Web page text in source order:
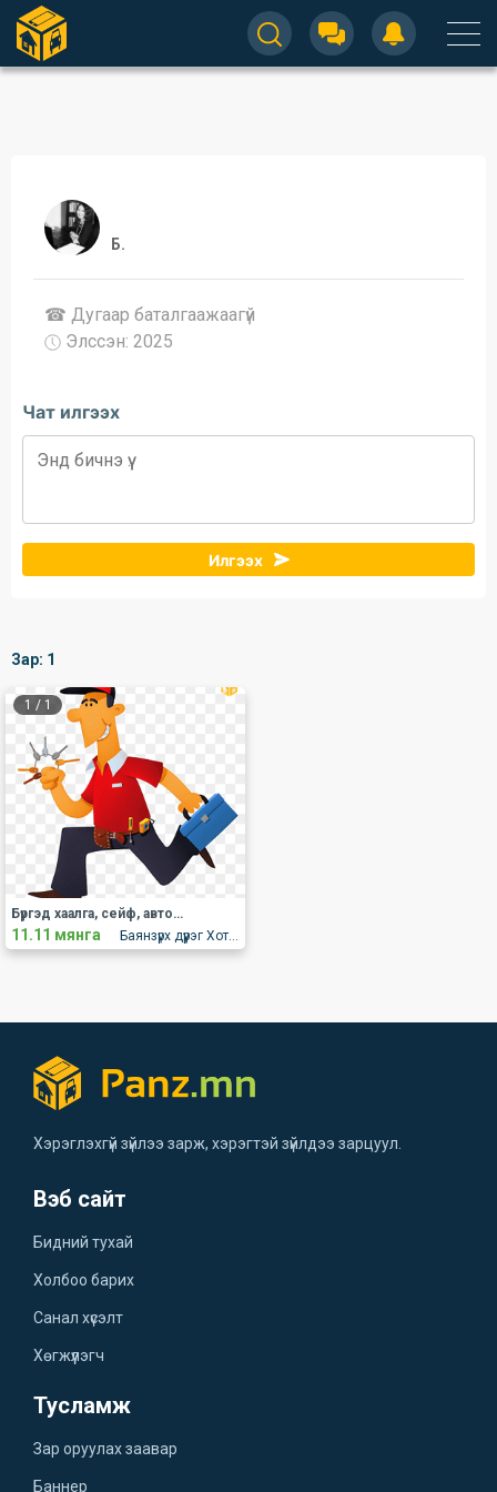
Б.
☎ Дугаар баталгаажaaгүй
Элссэн: 2025
Чат илгээх
Илгээх
Зар: 1
1 / 1
Баянзүрх дүүрэг Хот дотор
Бүргэд хаалга, сейф, автомашин эвдрэлгүй онгойлгож түлхүүр тааруулна
11.11 мянга
Хэрэглэхгүй зүйлээ зарж, хэрэгтэй зүйлдээ зарцуул.
Вэб сайт
Бидний тухай
Холбоо барих
Санал хүсэлт
Хөгжүүлэгч
Тусламж
Зар оруулах заавар
Баннер